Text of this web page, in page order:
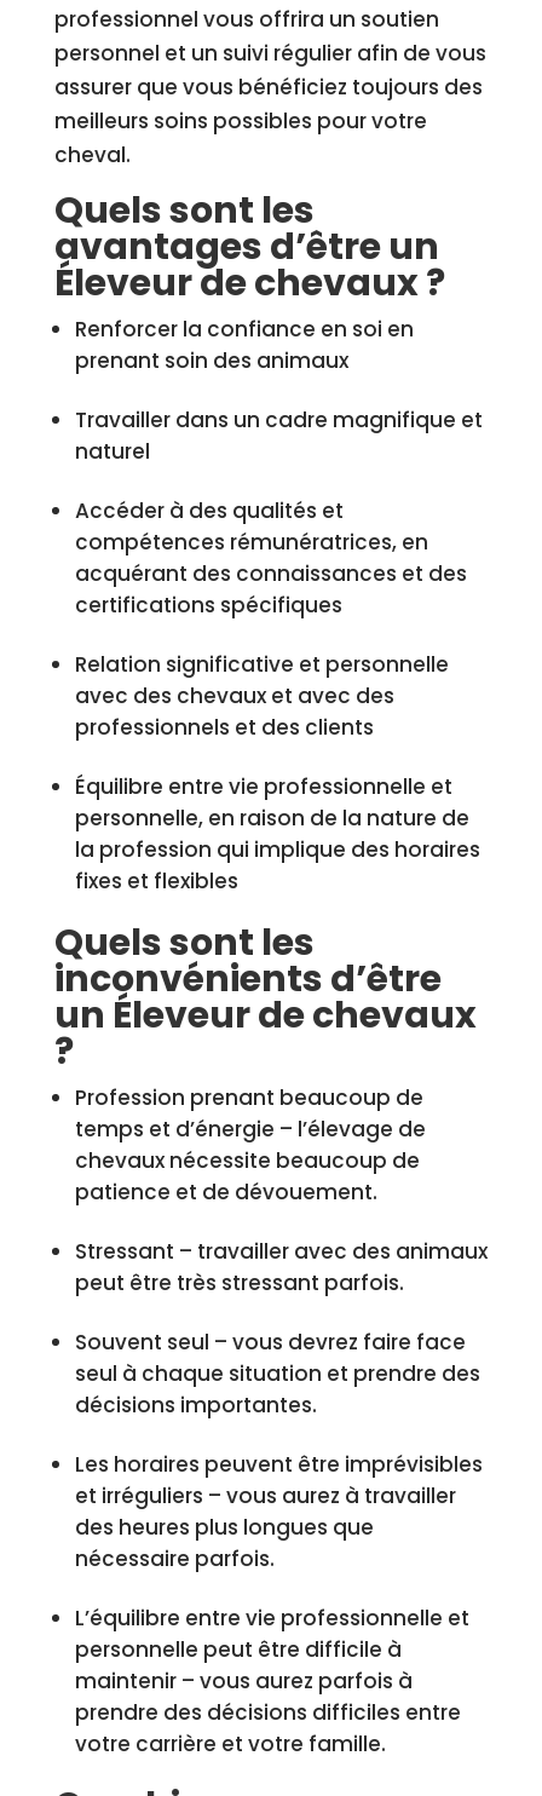
professionnel vous offrira un soutien
personnel et un suivi régulier afin de vous
assurer que vous bénéficiez toujours des
meilleurs soins possibles pour votre
cheval.
Quels sont les
avantages d’être un
Éleveur de chevaux ?
Renforcer la confiance en soi en
prenant soin des animaux
Travailler dans un cadre magnifique et
naturel
Accéder à des qualités et
compétences rémunératrices, en
acquérant des connaissances et des
certifications spécifiques
Relation significative et personnelle
avec des chevaux et avec des
professionnels et des clients
Équilibre entre vie professionnelle et
personnelle, en raison de la nature de
la profession qui implique des horaires
fixes et flexibles
Quels sont les
inconvénients d’être
un Éleveur de chevaux
?
Profession prenant beaucoup de
temps et d’énergie – l’élevage de
chevaux nécessite beaucoup de
patience et de dévouement.
Stressant – travailler avec des animaux
peut être très stressant parfois.
Souvent seul – vous devrez faire face
seul à chaque situation et prendre des
décisions importantes.
Les horaires peuvent être imprévisibles
et irréguliers – vous aurez à travailler
des heures plus longues que
nécessaire parfois.
L’équilibre entre vie professionnelle et
personnelle peut être difficile à
maintenir – vous aurez parfois à
prendre des décisions difficiles entre
votre carrière et votre famille.